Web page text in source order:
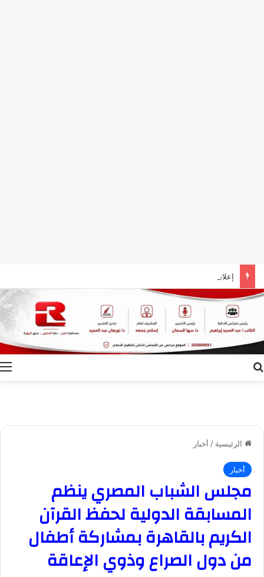
الرئيسية / أخبار
أخبار
مجلس الشباب المصري ينظم
المسابقة الدولية لحفظ القرآن
الكريم بالقاهرة بمشاركة أطفال
من دول الصراع وذوي الإعاقة